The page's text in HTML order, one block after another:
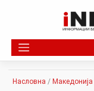
Насловна / Македонија